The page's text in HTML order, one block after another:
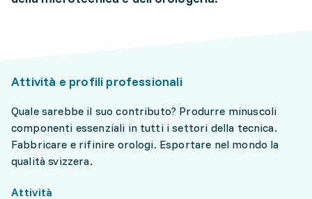
Attività e profili professionali
Quale sarebbe il suo contributo? Produrre minuscoli
componenti essenziali in tutti i settori della tecnica.
Fabbricare e rifinire orologi. Esportare nel mondo la
qualità svizzera.
Attività